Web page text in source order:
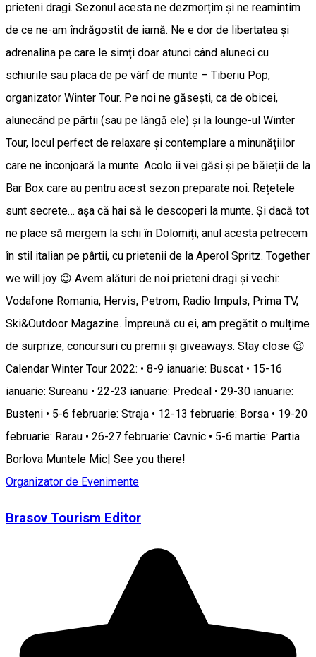
prieteni dragi. Sezonul acesta ne dezmorțim și ne reamintim
de ce ne-am îndrăgostit de iarnă. Ne e dor de libertatea și
adrenalina pe care le simți doar atunci când aluneci cu
schiurile sau placa de pe vârf de munte – Tiberiu Pop,
organizator Winter Tour. Pe noi ne găsești, ca de obicei,
alunecând pe pârtii (sau pe lângă ele) și la lounge-ul Winter
Tour, locul perfect de relaxare și contemplare a minunățiilor
care ne înconjoară la munte. Acolo îi vei găsi și pe băieții de la
Bar Box care au pentru acest sezon preparate noi. Rețetele
sunt secrete… așa că hai să le descoperi la munte. Și dacă tot
ne place să mergem la schi în Dolomiți, anul acesta petrecem
în stil italian pe pârtii, cu prietenii de la Aperol Spritz. Together
we will joy 😉 Avem alături de noi prieteni dragi și vechi:
Vodafone Romania, Hervis, Petrom, Radio Impuls, Prima TV,
Ski&Outdoor Magazine. Împreună cu ei, am pregătit o mulțime
de surprize, concursuri cu premii și giveaways. Stay close 😉
Calendar Winter Tour 2022: • 8-9 ianuarie: Buscat • 15-16
ianuarie: Sureanu • 22-23 ianuarie: Predeal • 29-30 ianuarie:
Busteni • 5-6 februarie: Straja • 12-13 februarie: Borsa • 19-20
februarie: Rarau • 26-27 februarie: Cavnic • 5-6 martie: Partia
Borlova Muntele Mic| See you there!
Organizator de Evenimente
Brasov Tourism Editor